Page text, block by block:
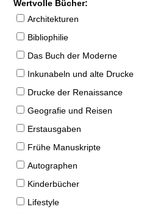
Wertvolle Bücher:
Architekturen
Bibliophilie
Das Buch der Moderne
Inkunabeln und alte Drucke
Drucke der Renaissance
Geografie und Reisen
Erstausgaben
Frühe Manuskripte
Autographen
Kinderbücher
Lifestyle